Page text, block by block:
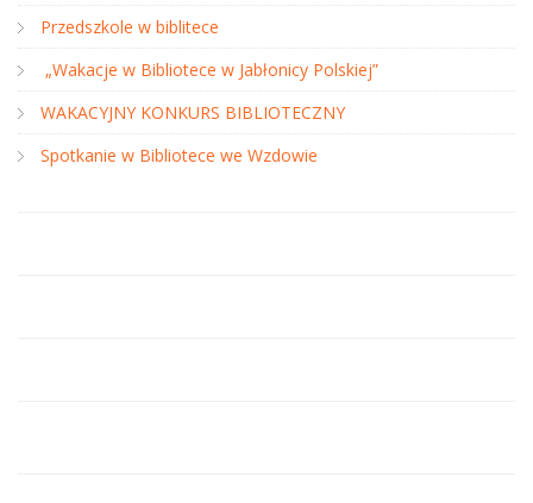
Przedszkole w biblitece
„Wakacje w Bibliotece w Jabłonicy Polskiej”
WAKACYJNY KONKURS BIBLIOTECZNY
Spotkanie w Bibliotece we Wzdowie